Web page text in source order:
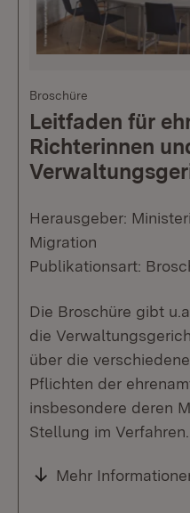
Broschüre
Leitfaden für
Richterinnen
Herausgeber:
Migration
Publikationsart:
Die Broschüre gibt
die
über die
Pflichten der
insbesondere deren
Stellung im Verfahren.
Mehr